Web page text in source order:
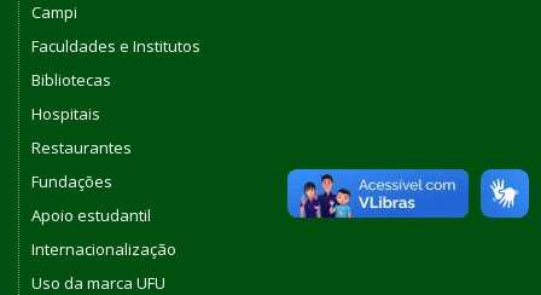
Campi
Faculdades e Institutos
Bibliotecas
Hospitais
Restaurantes
Fundações
Apoio estudantil
Internacionalização
Uso da marca UFU